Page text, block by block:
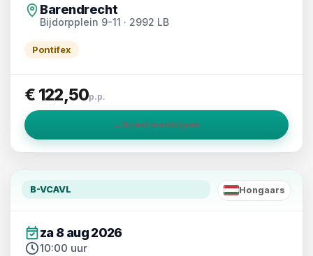
Barendrecht
Bijdorpplein 9-11 · 2992 LB
Pontifex
€ 122,50p.p.
→ Direct inschrijven
B-VCAVL
HU
Hongaars
za 8 aug 2026
10:00 uur